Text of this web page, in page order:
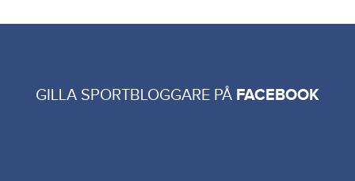
GILLA SPORTBLOGGARE PÅ FACEBOOK